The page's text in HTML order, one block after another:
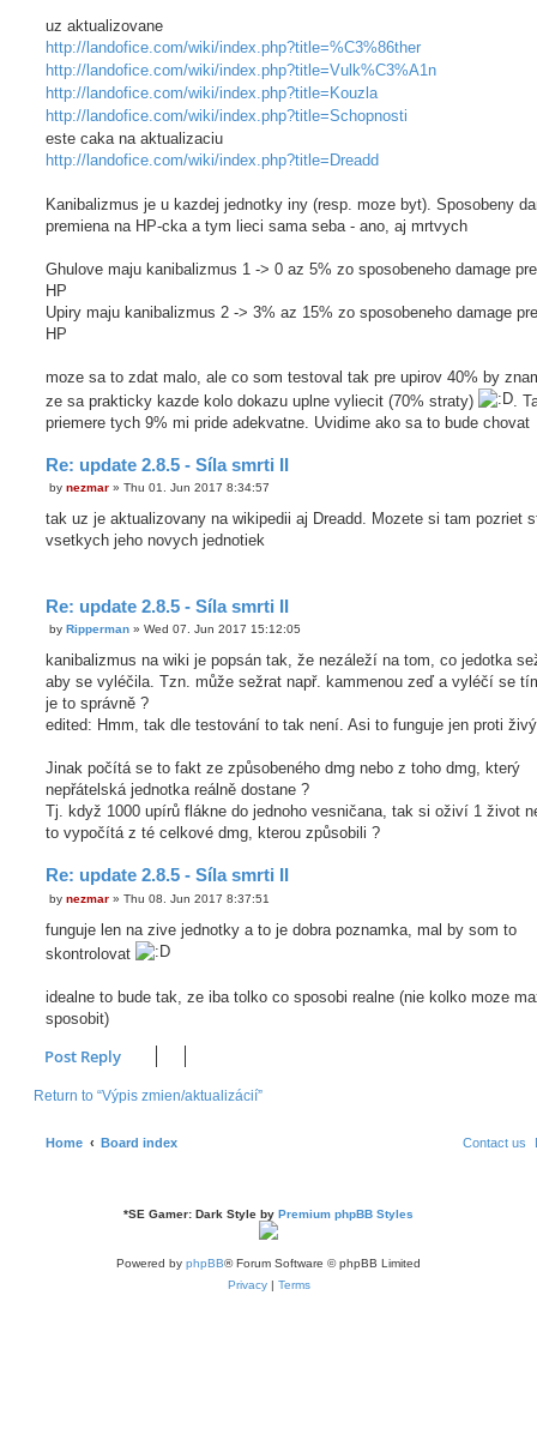
uz aktualizovane
http://landofice.com/wiki/index.php?title=%C3%86ther
http://landofice.com/wiki/index.php?title=Vulk%C3%A1n
http://landofice.com/wiki/index.php?title=Kouzla
http://landofice.com/wiki/index.php?title=Schopnosti
este caka na aktualizaciu
http://landofice.com/wiki/index.php?title=Dreadd
Kanibalizmus je u kazdej jednotky iny (resp. moze byt). Sposobeny
premiena na HP-cka a tym lieci sama seba - ano, aj mrtvych
Ghulove maju kanibalizmus 1 -> 0 az 5% zo sposobeneho damage
HP
Upiry maju kanibalizmus 2 -> 3% az 15% zo sposobeneho damage
HP
moze sa to zdat malo, ale co som testoval tak pre upirov 40% by
ze sa prakticky kazde kolo dokazu uplne vyliecit (70% straty)
.
priemere tych 9% mi pride adekvatne. Uvidime ako sa to bude chovat
Re: update 2.8.5 - Síla smrti II
o
s
t
by nezmar » Thu 01. Jun 2017 8:34:57
tak uz je aktualizovany na wikipedii aj Dreadd. Mozete si tam pozriet
vsetkych jeho novych jednotiek
Re: update 2.8.5 - Síla smrti II
o
s
t
by Ripperman » Wed 07. Jun 2017 15:12:05
kanibalizmus na wiki je popsán tak, že nezáleží na tom, co jedotka
aby se vyléčila. Tzn. může sežrat např. kammenou zeď a vyléčí se
je to správně ?
edited: Hmm, tak dle testování to tak není. Asi to funguje jen proti
Jinak počítá se to fakt ze způsobeného dmg nebo z toho dmg, který
nepřátelská jednotka reálně dostane ?
Tj. když 1000 upírů flákne do jednoho vesničana, tak si oživí 1 život
to vypočítá z té celkové dmg, kterou způsobili ?
Re: update 2.8.5 - Síla smrti II
o
s
t
by nezmar » Thu 08. Jun 2017 8:37:51
funguje len na zive jednotky a to je dobra poznamka, mal by som to
skontrolovat
idealne to bude tak, ze iba tolko co sposobi realne (nie kolko moze
sposobit)
Post Reply
Return to “Výpis zmien/aktualizácií”
Home Board index Contact us
*SE Gamer: Dark Style by Premium phpBB Styles
Powered by phpBB® Forum Software © phpBB Limited
Privacy| Terms